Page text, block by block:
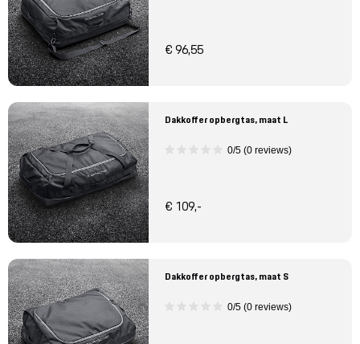
€ 96,55
Dakkoffer opbergtas, maat L
0/5 (0 reviews)
€ 109,-
Dakkoffer opbergtas, maat S
0/5 (0 reviews)